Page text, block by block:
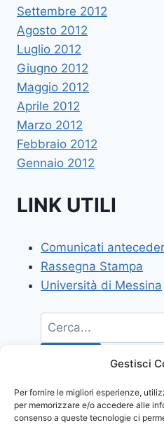
Gestisci
Per fornire le migliori esperienze,
per memorizzare e/o accedere alle
consenso a queste tecnologie ci
Settembre 2012
Agosto 2012
Luglio 2012
Giugno 2012
Maggio 2012
Aprile 2012
Marzo 2012
Febbraio 2012
Gennaio 2012
LINK UTILI
Comunicati
Rassegna Stampa
Università di Messina